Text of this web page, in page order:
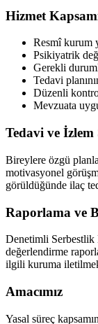
Hizmet
Resmî kurum
Psikiyatrik
Gerekli
Tedavi
Düzenli
Mevzuata
Tedavi ve İzlem
Bireylere özgü
motivasyonel
görüldüğünde ilaç
Raporlama ve
Denetimli Serbestlik
değerlendirme
ilgili kuruma
Amacımız
Yasal süreç